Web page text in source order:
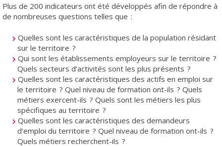
Plus de 200 indicateurs ont été développés afin de répondre à
de nombreuses questions telles que :
Quelles sont les caractéristiques de la population résidant
sur le territoire ?
Qui sont les établissements employeurs sur le territoire ?
Quels secteurs d’activités sont les plus présents ?
Quelles sont les caractéristiques des actifs en emploi sur
le territoire ? Quel niveau de formation ont-ils ? Quels
métiers exercent-ils ? Quels sont les métiers les plus
spécifiques au territoire ?
Quelles sont les caractéristiques des demandeurs
d’emploi du territoire ? Quel niveau de formation ont-ils ?
Quels métiers recherchent-ils ?